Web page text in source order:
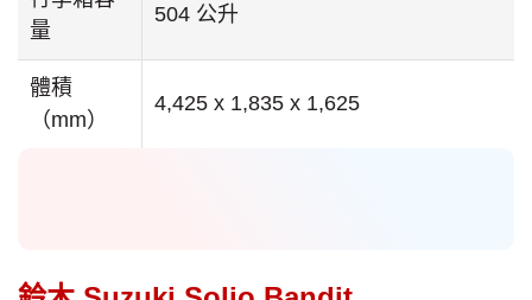
量
504 公升
體積
（mm）
4,425 x 1,835 x 1,625